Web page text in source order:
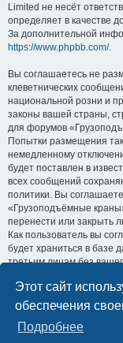
Этот сайт
обеспечения
Подробнее
Limited не несёт
определяет в качестве
За дополнительной
https://www.phpbb.com/.
Вы соглашаетесь не
клеветнических
национальной розни и
законы вашей страны,
для форумов
Попытки размещения
немедленному
будет поставлен в
всех сообщений
политики. Вы
«Грузоподъёмные
перенести или закрыть
Как пользователь вы
будет храниться в базе
третьим лицам без
«Грузоподъёмные
за действия хакеров,
доступу к ней.